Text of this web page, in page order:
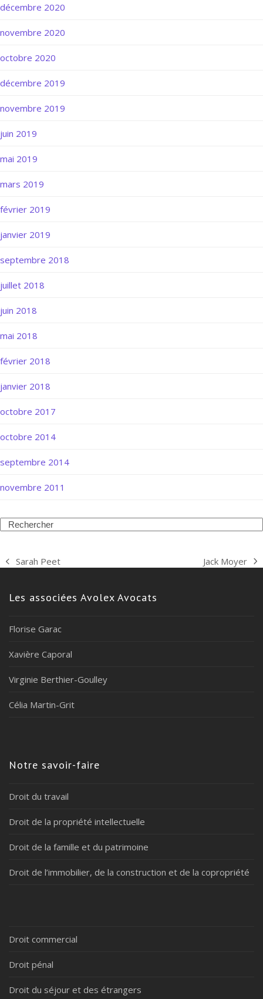
décembre 2020
novembre 2020
octobre 2020
décembre 2019
novembre 2019
juin 2019
mai 2019
mars 2019
février 2019
janvier 2019
septembre 2018
juillet 2018
juin 2018
mai 2018
février 2018
janvier 2018
octobre 2017
octobre 2014
septembre 2014
novembre 2011
Search
previous
Sarah Peet
next
Jack Moyer
Les associées Avolex Avocats
Florise Garac
Xavière Caporal
Virginie Berthier-Goulley
Célia Martin-Grit
Notre savoir-faire
Droit du travail
Droit de la propriété intellectuelle
Droit de la famille et du patrimoine
Droit de l’immobilier, de la construction et de la copropriété
Droit commercial
Droit pénal
Droit du séjour et des étrangers